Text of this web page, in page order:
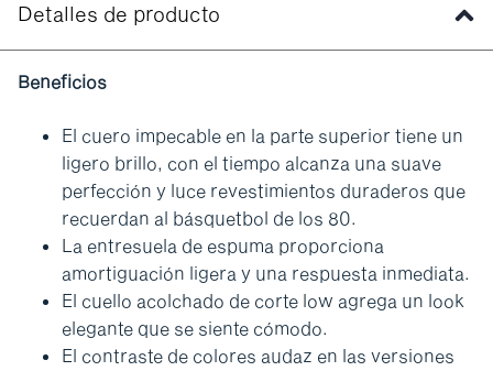
Detalles de producto
Beneficios
El cuero impecable en la parte superior tiene un
ligero brillo, con el tiempo alcanza una suave
perfección y luce revestimientos duraderos que
recuerdan al básquetbol de los 80.
La entresuela de espuma proporciona
amortiguación ligera y una respuesta inmediata.
El cuello acolchado de corte low agrega un look
elegante que se siente cómodo.
El contraste de colores audaz en las versiones